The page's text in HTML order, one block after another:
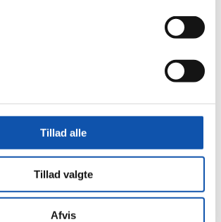
Tillad alle
Tillad valgte
Afvis
skal sikre, at børnearbejde afskaffes.
skal sikre, at diskriminering i